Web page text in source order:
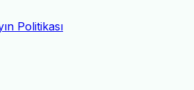
Politikası